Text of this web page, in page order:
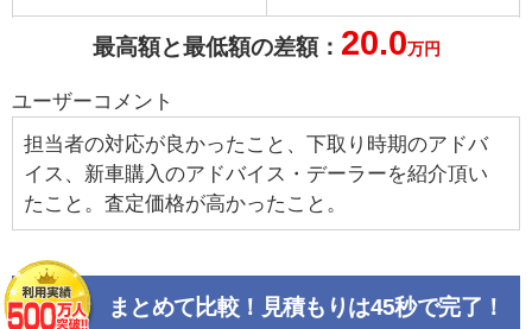
最高額と最低額の差額： 20.0万円
ユーザーコメント
担当者の対応が良かったこと、下取り時期のアドバ
イス、新車購入のアドバイス・デーラーを紹介頂い
たこと。査定価格が高かったこと。
まとめて比較！見積もりは45秒で完了！